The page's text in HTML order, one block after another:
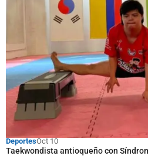
DeportesOct 10
Taekwondista antioqueño con